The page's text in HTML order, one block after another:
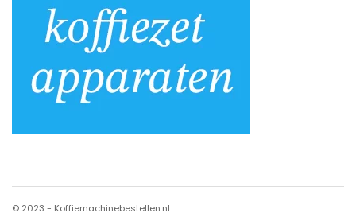
© 2023 - Koffiemachinebestellen.nl